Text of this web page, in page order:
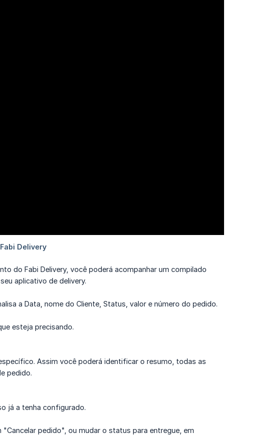
do Fabi Delivery, você poderá acompanhar um compilado
aplicativo de delivery.
a Data, nome do Cliente, Status, valor e número do pedido.
esteja precisando.
Assim você poderá identificar o resumo, todas as
pedido.
já a tenha configurado.
pedido", ou mudar o status para entregue, em